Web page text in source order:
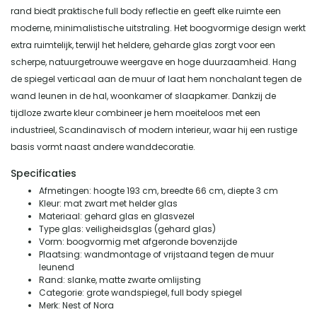
rand biedt praktische full body reflectie en geeft elke ruimte een
moderne, minimalistische uitstraling. Het boogvormige design werkt
extra ruimtelijk, terwijl het heldere, geharde glas zorgt voor een
scherpe, natuurgetrouwe weergave en hoge duurzaamheid. Hang
de spiegel verticaal aan de muur of laat hem nonchalant tegen de
wand leunen in de hal, woonkamer of slaapkamer. Dankzij de
tijdloze zwarte kleur combineer je hem moeiteloos met een
industrieel, Scandinavisch of modern interieur, waar hij een rustige
basis vormt naast andere wanddecoratie.
Specificaties
Afmetingen: hoogte 193 cm, breedte 66 cm, diepte 3 cm
Kleur: mat zwart met helder glas
Materiaal: gehard glas en glasvezel
Type glas: veiligheidsglas (gehard glas)
Vorm: boogvormig met afgeronde bovenzijde
Plaatsing: wandmontage of vrijstaand tegen de muur
leunend
Rand: slanke, matte zwarte omlijsting
Categorie: grote wandspiegel, full body spiegel
Merk: Nest of Nora